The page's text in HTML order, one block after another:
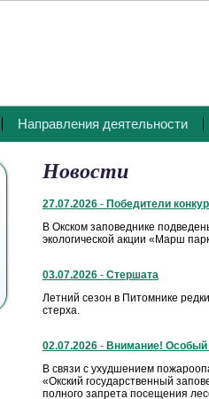
Направления деятельности
Новости
27.07.2026 - Победители
В Окском заповеднике
экологической акции «Марш
03.07.2026 - Стершата
Летний сезон в Питомнике
стерха.
02.07.2026 - Внимание!
В связи с ухудшением
«Окский государственный
полного запрета посещения